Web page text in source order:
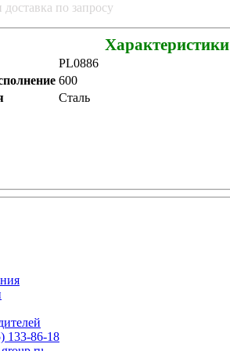
по запросу
Характеристики
PL0886
600
Сталь
133-86-18